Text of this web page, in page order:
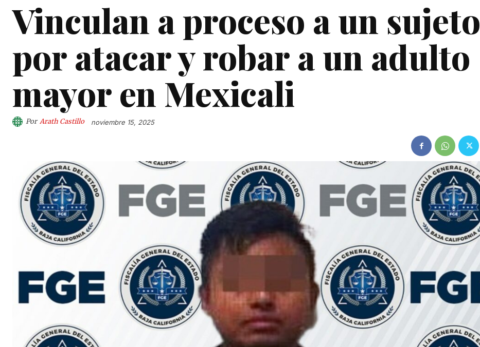
Vinculan a proceso a un sujeto
por atacar y robar a un adulto
mayor en Mexicali
Por Arath Castillo noviembre 15, 2025